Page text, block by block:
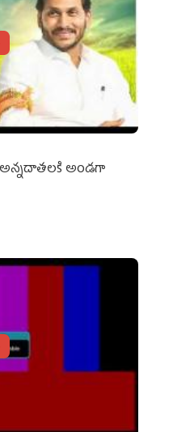
అన్నదాతలకి అండగా